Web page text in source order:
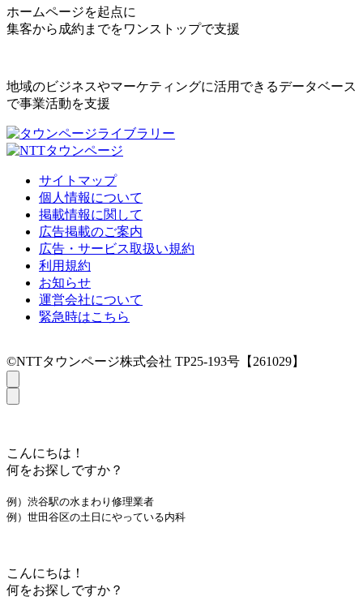
ホームページを起点に
集客から成約までをワンストップで支援
地域のビジネスやマーケティングに活用できるデータベース
で事業活動を支援
サイトマップ
個人情報について
掲載情報に関して
広告掲載のご案内
広告・サービス取扱い規約
利用規約
お知らせ
運営会社について
緊急時はこちら
©NTTタウンページ株式会社 TP25-193号【261029】
こんにちは！
何をお探しですか？
例）渋谷駅の水まわり修理業者
例）世田谷区の土日にやっている内科
こんにちは！
何をお探しですか？